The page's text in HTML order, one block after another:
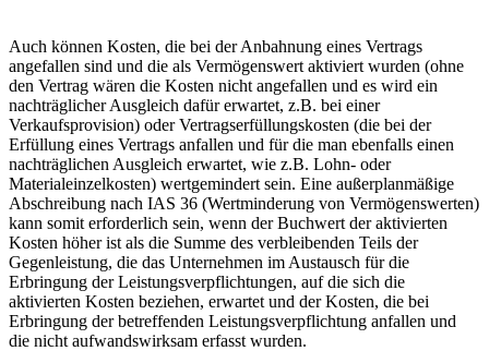
Auch können Kosten, die bei der Anbahnung eines Vertrags
angefallen sind und die als Vermögenswert aktiviert wurden (ohne
den Vertrag wären die Kosten nicht angefallen und es wird ein
nachträglicher Ausgleich dafür erwartet, z.B. bei einer
Verkaufsprovision) oder Vertragserfüllungskosten (die bei der
Erfüllung eines Vertrags anfallen und für die man ebenfalls einen
nachträglichen Ausgleich erwartet, wie z.B. Lohn- oder
Materialeinzelkosten) wertgemindert sein. Eine außerplanmäßige
Abschreibung nach IAS 36 (Wertminderung von Vermögenswerten)
kann somit erforderlich sein, wenn der Buchwert der aktivierten
Kosten höher ist als die Summe des verbleibenden Teils der
Gegenleistung, die das Unternehmen im Austausch für die
Erbringung der Leistungsverpflichtungen, auf die sich die
aktivierten Kosten beziehen, erwartet und der Kosten, die bei
Erbringung der betreffenden Leistungsverpflichtung anfallen und
die nicht aufwandswirksam erfasst wurden.